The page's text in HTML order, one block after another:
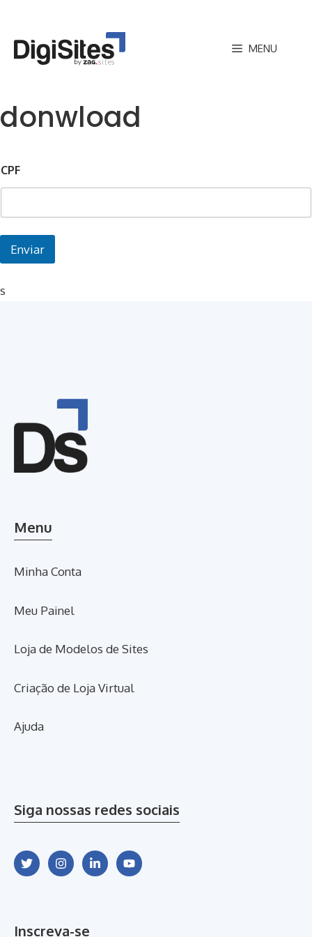
MENU
donwload
CPF
Enviar
s
Menu
Minha Conta
Meu Painel
Loja de Modelos de Sites
Criação de Loja Virtual
Ajuda
Siga nossas redes sociais
Inscreva-se